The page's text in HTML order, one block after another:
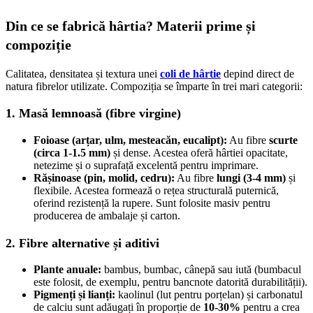
Din ce se fabrică hârtia? Materii prime și
compoziție
Calitatea, densitatea și textura unei coli de hârtie depind direct de
natura fibrelor utilizate. Compoziția se împarte în trei mari categorii:
1. Masă lemnoasă (fibre virgine)
Foioase (arțar, ulm, mesteacăn, eucalipt): Au fibre scurte
(circa 1-1.5 mm) și dense. Acestea oferă hârtiei opacitate,
netezime și o suprafață excelentă pentru imprimare.
Rășinoase (pin, molid, cedru): Au fibre lungi (3-4 mm) și
flexibile. Acestea formează o rețea structurală puternică,
oferind rezistență la rupere. Sunt folosite masiv pentru
producerea de ambalaje și carton.
2. Fibre alternative și aditivi
Plante anuale: bambus, bumbac, cânepă sau iută (bumbacul
este folosit, de exemplu, pentru bancnote datorită durabilității).
Pigmenți și lianți: kaolinul (lut pentru porțelan) și carbonatul
de calciu sunt adăugați în proporție de 10-30% pentru a crea